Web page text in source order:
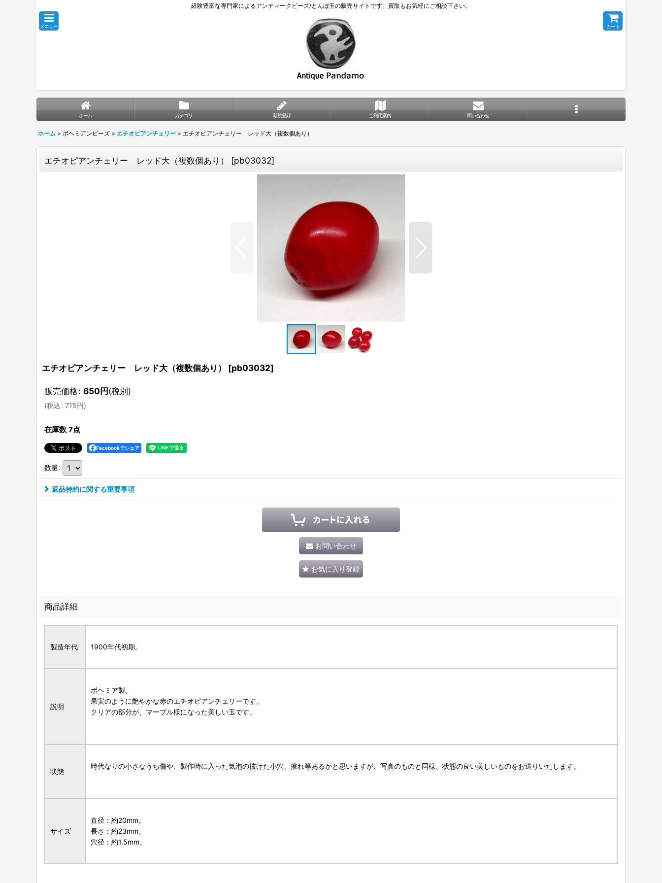
経験豊富な専門家によるアンティークビーズ/とんぼ玉の販売サイトです。買取もお気軽にご相談下さい。
メニュー カート
ホーム カテゴリ 新規登録 ご利用案内 問い合わせ
ホーム > ボヘミアンビーズ > エチオピアンチェリー > エチオピアンチェリー レッド大（複数個あり）
エチオピアンチェリー レッド大（複数個あり） [pb03032]
エチオピアンチェリー レッド大（複数個あり） [pb03032]
販売価格: 650円(税別)
(税込: 715円)
在庫数 7点
Facebookでシェア
数量:
返品特約に関する重要事項
お問い合わせ
お気に入り登録
商品詳細
製造年代 1900年代初期。
説明
ボヘミア製。
果実のように艶やかな赤のエチオピアンチェリーです。
クリアの部分が、マーブル様になった美しい玉です。
状態
時代なりの小さなうち傷や、製作時に入った気泡の抜けた小穴、擦れ等あるかと思いますが、写真のものと同様、状態の良い美しいものをお送りいたします。
サイズ
直径：約20mm。
長さ：約23mm。
穴径：約1.5mm。